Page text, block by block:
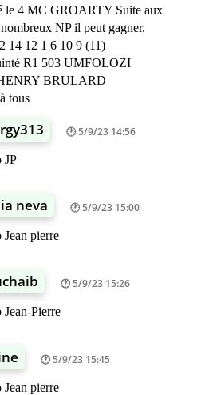
le 4 MC GROARTY Suite aux
NP il peut gagner.
14 12 1 6 10 9 (11)
R1 503 UMFOLOZI
BRULARD
tous
5/9/23 14:56
JP
neva 5/9/23 15:00
Jean pierre
5/9/23 15:26
Jean-Pierre
5/9/23 15:45
Jean pierre